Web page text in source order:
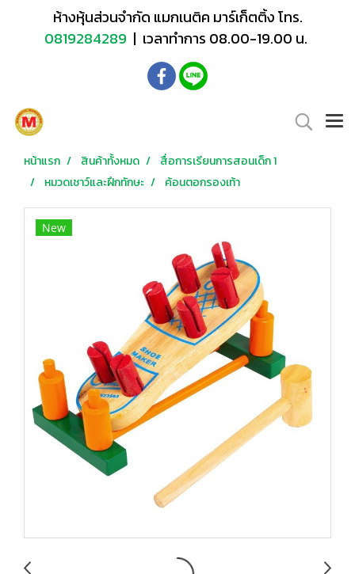
ห้างหุ้นส่วนจำกัด แมกเนติค มาร์เก็ตติ้ง โทร.
0819284289 | เวลาทำการ 08.00-19.00 น.
หน้าแรก สินค้าทั้งหมด
สื่อการเรียนการสอนเด็ก 1
หมวดเชาว์และฝึกทักษะ
ค้อนตอกรองเท้า
New